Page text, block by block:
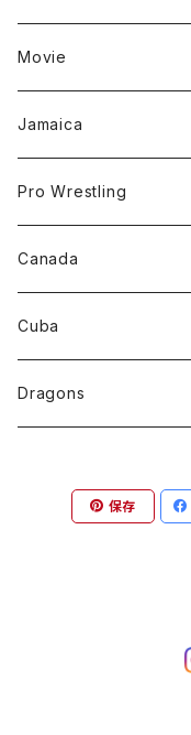
Movie
Jamaica
Pro Wrestling
Canada
Cuba
Dragons
保存